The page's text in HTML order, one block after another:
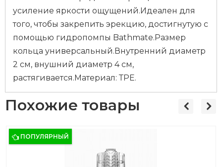
усиление яркости ощущений.Идеален для
того, чтобы закрепить эрекцию, достигнутую с
помощью гидропомпы Bathmate.Размер
кольца универсальный.Внутренний диаметр
2 см, внушний диаметр 4 см,
растягивается.Материал: ТРЕ.
Похожие товары
ПОПУЛЯРНЫЙ